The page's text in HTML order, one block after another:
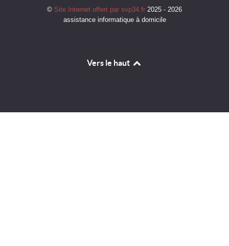
© Site Internet offert par svp34.fr 2025 - 2026
assistance informatique à domicile
Vers le haut